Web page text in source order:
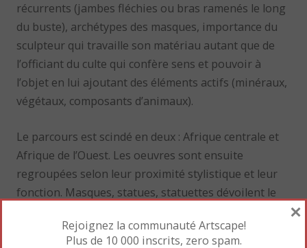
récurrents (jambes fléchies ou bras ramenés le long
du buste), archétypes des masques, importance du
sculpteur qui travaille son matériau autant que de
l’officiant du culte qui confère sens et pouvoir à
l’objet en lui ajoutant des éléments actifs (minéraux,
végétaux, composants d’animaux).
Le parcours est scindé en deux : Afrique centrale et
Afrique de l’Ouest. Les oeuvres sont ensuite
regroupées selon leur proximité stylistique et leur
fonction. Masques, statues, statuettes dévoilent le
Rejoignez la communauté Artscape!
Plus de 10 000 inscrits, zero spam.
×